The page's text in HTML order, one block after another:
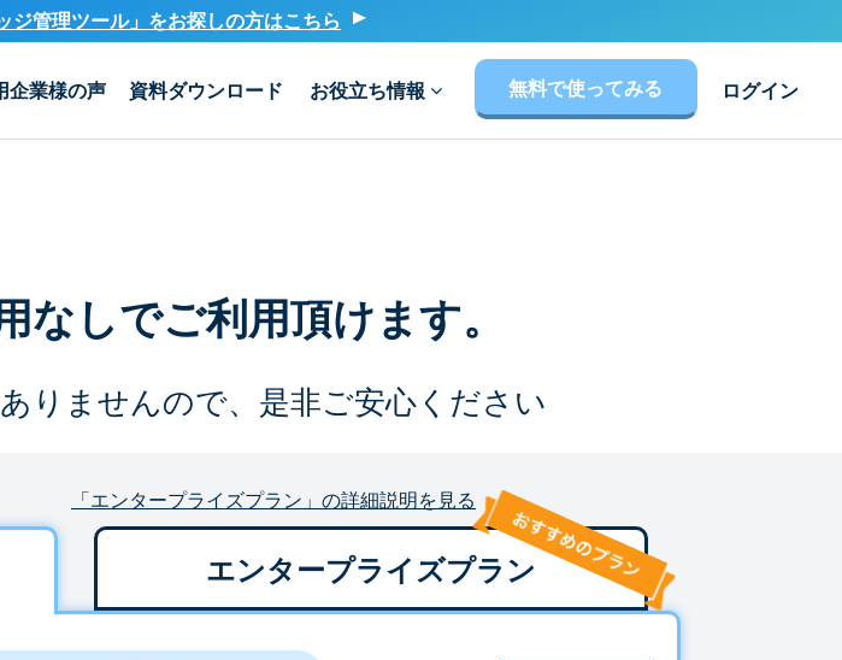
ジ管理ツール」をお探しの方はこちら
企業様の声 資料ダウンロード お役立ち情報 無料で使ってみる ログイン
なしでご利用頂けます。
ありませんので、是非ご安心ください
「エンタープライズプラン」の詳細説明を見る
エンタープライズプラン